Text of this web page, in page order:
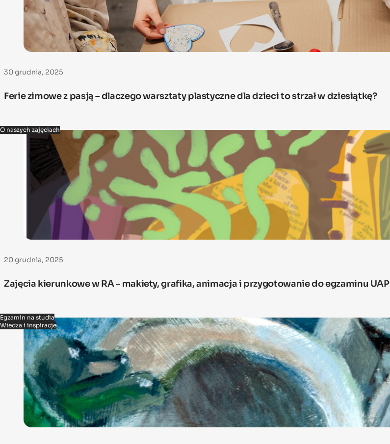
30 grudnia, 2025
Ferie zimowe z pasją – dlaczego warsztaty plastyczne dla dzieci to strzał w dziesiątkę?
O naszych zajęciach
20 grudnia, 2025
Zajęcia kierunkowe w RA – makiety, grafika, animacja i przygotowanie do egzaminu UAP
Egzamin na studia
Wiedza i inspiracje